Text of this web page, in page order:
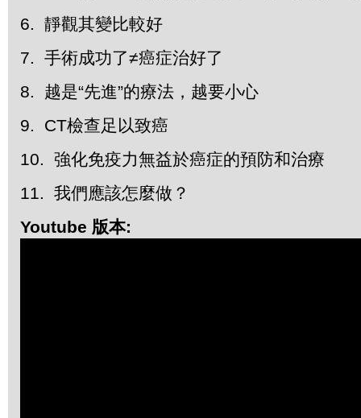
6. 靜觀其變比較好
7. 手術成功了≠癌症治好了
8. 越是“先進”的療法，越要小心
9. CT檢查足以致癌
10. 強化免疫力無益於癌症的預防和治療
11. 我們應該怎麼做？
Youtube 版本: